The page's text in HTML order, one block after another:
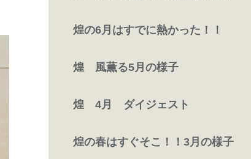
煌の6月はすでに熱かった！！
煌 風薫る5月の様子
煌 4月 ダイジェスト
煌の春はすぐそこ！！3月の様子